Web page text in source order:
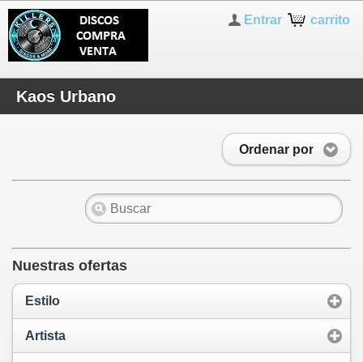
carrito
Entrar
Kaos Urbano
Ordenar por
Nuestras ofertas
Estilo
Artista